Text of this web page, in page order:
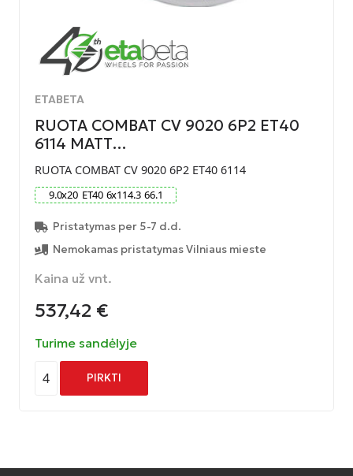
ETABETA
RUOTA COMBAT CV 9020 6P2 ET40
6114 MATT…
RUOTA COMBAT CV 9020 6P2 ET40 6114
9.0x20 ET40 6x114.3 66.1
Pristatymas per 5-7 d.d.
Nemokamas pristatymas Vilniaus mieste
Kaina už vnt.
537,42 €
Turime sandėlyje
4 PIRKTI